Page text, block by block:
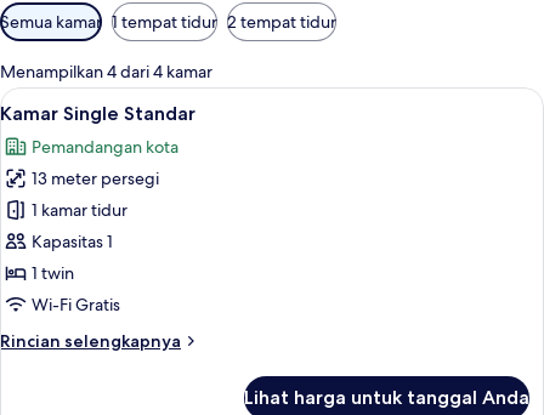
Filter
tersedia
untuk
kamar
Semua kamar 1 tempat tidur 2 tempat tidur
Menampilkan 4 dari 4 kamar
Lihat
semua
foto
untuk
Kamar
Single
Standar
Kamar Single Standar | Brankas,
3
Kamar Single Standar
Pemandangan kota
13 meter persegi
1 kamar tidur
Kapasitas 1
1 twin
Wi-Fi Gratis
Rincian selengkapnya
Rincian
Lihat harga untuk tanggal Anda